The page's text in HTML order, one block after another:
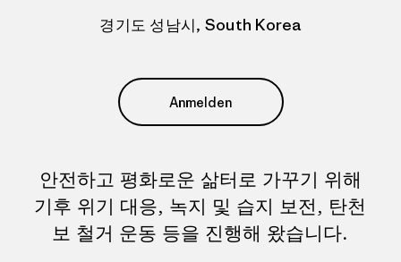
경기도 성남시, South Korea
Anmelden
안전하고 평화로운 삶터로 가꾸기 위해
기후 위기 대응, 녹지 및 습지 보전, 탄천
보 철거 운동 등을 진행해 왔습니다.